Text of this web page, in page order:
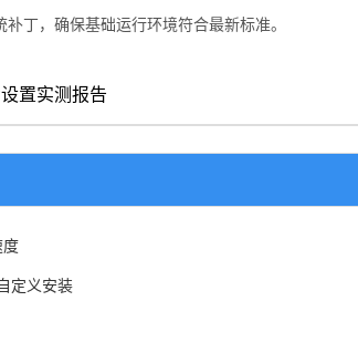
丁，确保基础运行环境符合最新标准。
置实测报告
定义安装